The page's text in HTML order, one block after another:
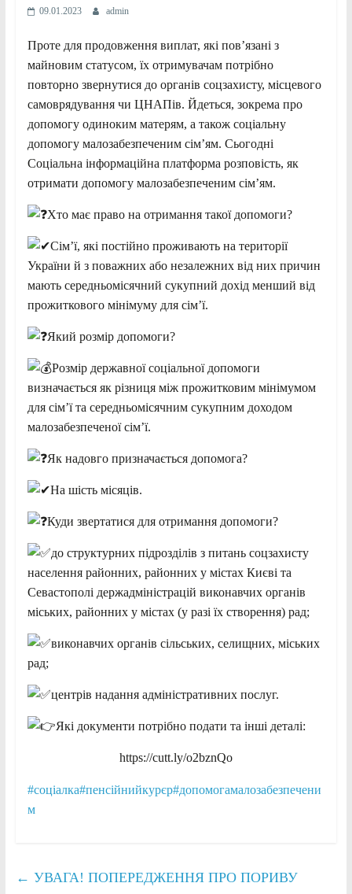
09.01.2023 admin
Проте для продовження виплат, які пов’язані з
майновим статусом, їх отримувачам потрібно
повторно звернутися до органів соцзахисту, місцевого
самоврядування чи ЦНАПів. Йдеться, зокрема про
допомогу одиноким матерям, а також соціальну
допомогу малозабезпеченим сім’ям. Сьогодні
Соціальна інформаційна платформа розповість, як
отримати допомогу малозабезпеченим сім’ям.
Хто має право на отримання такої допомоги?
Сім’ї, які постійно проживають на території
України й з поважних або незалежних від них причин
мають середньомісячний сукупний дохід менший від
прожиткового мінімуму для сім’ї.
Який розмір допомоги?
Розмір державної соціальної допомоги
визначається як різниця між прожитковим мінімумом
для сім’ї та середньомісячним сукупним доходом
малозабезпеченої сім’ї.
Як надовго призначається допомога?
На шість місяців.
Куди звертатися для отримання допомоги?
до структурних підрозділів з питань соцзахисту
населення районних, районних у містах Києві та
Севастополі держадміністрацій виконавчих органів
міських, районних у містах (у разі їх створення) рад;
виконавчих органів сільських, селищних, міських
рад;
центрів надання адміністративних послуг.
Які документи потрібно подати та інші деталі:
https://cutt.ly/o2bznQo
#соціалка#пенсійнийкурєр#допомогамалозабезпечени
м
← УВАГА! ПОПЕРЕДЖЕННЯ ПРО ПОРИВУ